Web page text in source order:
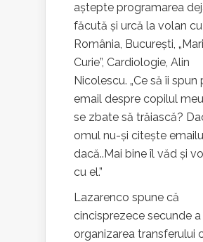
aștepte programarea
făcută și urcă la volan
România, București,
Curie”, Cardiologie, Alin
Nicolescu. „Ce să îi spun
email despre copilul
se zbate să trăiască?
omul nu-și citește
dacă..Mai bine îl văd și
cu el.”
Lazarenco spune că
cincisprezece secunde
organizarea transferului